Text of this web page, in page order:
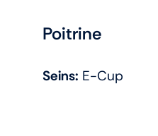
Poitrine
Seins: E-Cup